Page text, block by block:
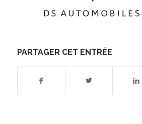
PARTAGER CET ENTRÉE